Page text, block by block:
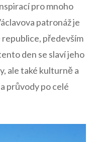
pro⁤ mnoho⁣
⁤patronáž je
především
den se slaví ​jeho
ale také kulturně a‍
průvody ‍po celé